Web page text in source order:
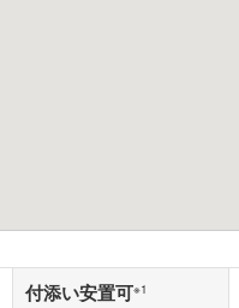
付添い安置可※1